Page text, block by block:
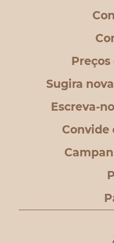
Sugira
Escreva-
Convide